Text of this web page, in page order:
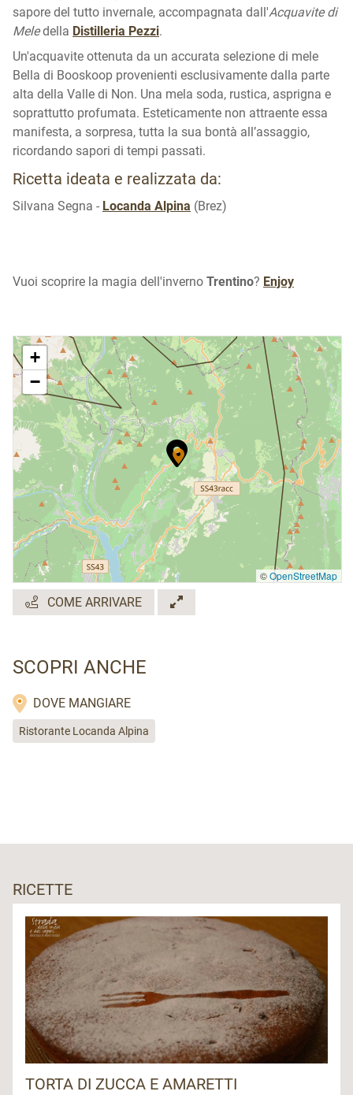
sapore del tutto invernale, accompagnata dall'Acquavite di
Meledella Distilleria Pezzi.
Un'acquavite ottenuta da un accurata selezione di mele
Bella di Booskoop provenienti esclusivamente dalla parte
alta della Valle di Non. Una mela soda, rustica, asprigna e
soprattutto profumata. Esteticamente non attraente essa
manifesta, a sorpresa, tutta la sua bontà all’assaggio,
ricordando sapori di tempi passati.
Ricetta ideata e realizzata da:
Silvana Segna - Locanda Alpina (Brez)
Vuoi scoprire la magia dell'inverno Trentino? Enjoy
+
−
©OpenStreetMap
COME ARRIVARE
SCOPRI ANCHE
DOVE MANGIARE
Ristorante Locanda Alpina
RICETTE
TORTA DI ZUCCA E AMARETTI